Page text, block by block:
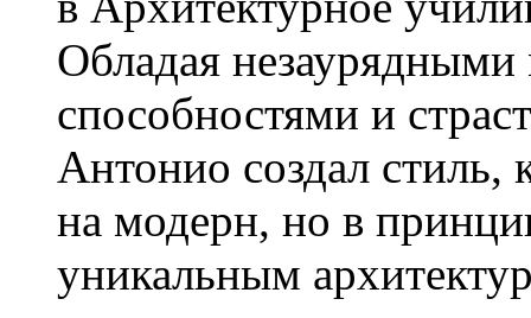
Обладая
способностями и
Антонио создал
на модерн, но в
уникальным